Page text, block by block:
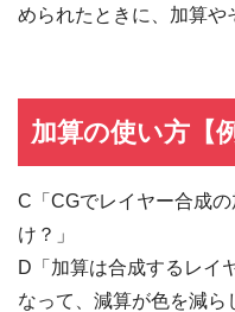
められたときに、加算や
加算の使い方【
C「CGでレイヤー合成
け？」
D「加算は合成するレイ
なって、減算が色を減ら